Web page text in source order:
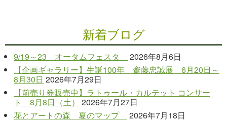
新着ブログ
9/19～23 オータムフェスタ
2026年8月6日
【企画ギャラリー】生誕100年 齋藤忠誠展 6月20日～
8月30日 2026年7月29日
【前売り券販売中】ラトゥール・カルテット コンサー
ト 8月8日（土）
2026年7月27日
花とアートの森 夏のマップ
2026年7月18日